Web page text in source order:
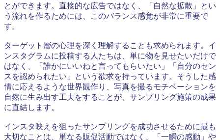
とができます。直接的な広告ではなく、「自然な拡散」とい
う流れを作るためには、このバランス感覚が非常に重要で
す。
ターゲット層の心理を深く理解することも求められます。イ
ンスタグラムに投稿する人たちは、単に物を見せたいだけで
はなく、「誰かにいいねと言ってもらいたい」「自分のセン
スを認められたい」という欲求を持っています。そうした感
情に応えるような世界観作り、写真を撮るモチベーションを
自然に生み出す工夫をすることが、サンプリング施策の成果
に直結します。
インスタ映えを狙ったサンプリングを成功させるために最も
大切なことは、単なる販促活動ではなく、「一瞬の感動」や